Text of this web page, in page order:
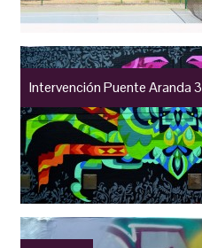
Intervención Puente Aranda 3